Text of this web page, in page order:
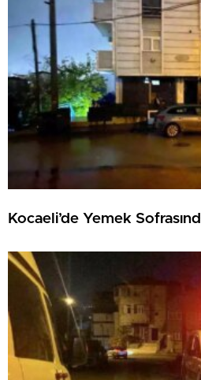
Kocaeli’de Yemek